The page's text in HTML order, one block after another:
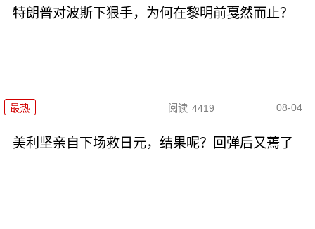
特朗普对波斯下狠手，为何在黎明前戛然而止？
最热 阅读 4419 08-04
美利坚亲自下场救日元，结果呢？回弹后又蔫了